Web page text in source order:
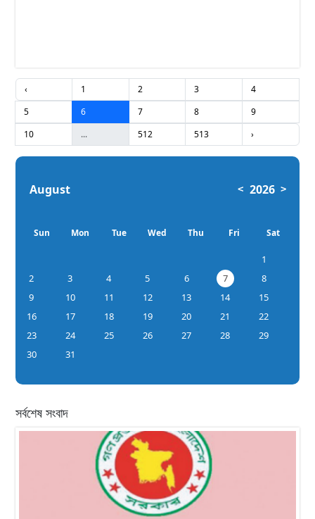
‹ 1 2 3
4
5
6 7 8
9
10
... 512 513 ›
August < 2026 >
Sun Mon Tue Wed Thu Fri Sat
1
2
3 4 5 6 7
8
9
10 11 12 13 14
15
16
17 18 19 20 21
22
23
24 25 26 27 28
29
30
31
সর্বশেষ সংবাদ